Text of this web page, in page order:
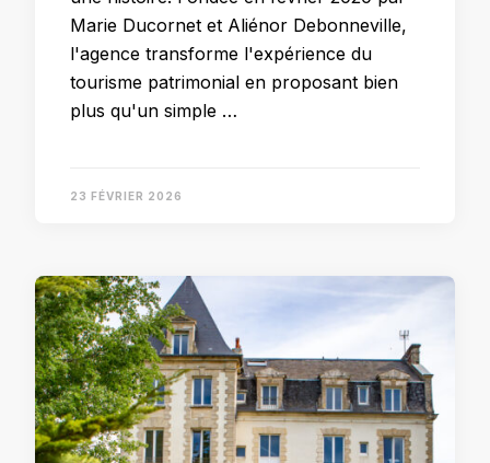
Marie Ducornet et Aliénor Debonneville,
l'agence transforme l'expérience du
tourisme patrimonial en proposant bien
plus qu'un simple …
23 FÉVRIER 2026